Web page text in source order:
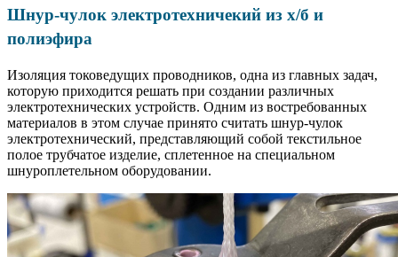
Шнур-чулок электротехничекий из х/б и
полиэфира
Изоляция токоведущих проводников, одна из главных задач,
которую приходится решать при создании различных
электротехнических устройств. Одним из востребованных
материалов в этом случае принято считать шнур-чулок
электротехнический, представляющий собой текстильное
полое трубчатое изделие, сплетенное на специальном
шнуроплетельном оборудовании.